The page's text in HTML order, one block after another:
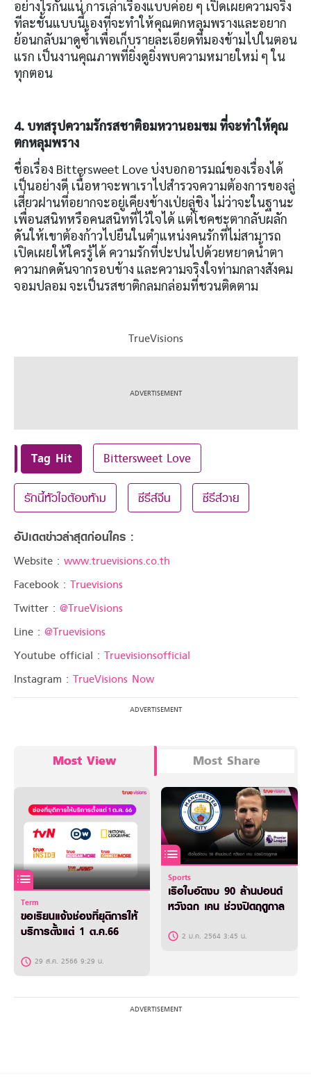
อย่างไรกันแน่ การเล่าเรื่องแบบค่อย ๆ เปิดเผยความจริง
ทีละชั้นแบบนี้เองที่จะทำให้คุณตกหลุมพรางและอยาก
ย้อนกลับมาดูซ้ำเพื่อเก็บรายละเอียดที่มองข้ามไปในตอน
แรก เป็นงานคุณภาพที่ยิ่งดูยิ่งพบความหมายใหม่ ๆ ใน
ทุกตอน
4. บทสรุปความรักรสชาติอมหวานอมขม ที่จะทำให้คุณ
ตกหลุมพราง
ชื่อเรื่อง Bittersweet Love บ่งบอกอารมณ์ของเรื่องได้
เป็นอย่างดี เนื้อหาจะพาเราไปสำรวจความต้องการของลู่
เสี่ยวฝานที่อยากจะอยู่เคียงข้างเป่ยลู่ชิง ไม่ว่าจะในฐานะ
เพื่อนสนิทหรือคนสนิทที่ไว้ใจได้ แต่โชคชะตากลับผลัก
ดันให้เขาต้องก้าวไปยืนในตำแหน่งคนรักที่ไม่สามารถ
เปิดเผยให้ใครรู้ได้ ความรักที่ปะปนไปด้วยหยาดน้ำตา
ความกดดันจากรอบข้าง และความจริงใจท่ามกลางสังคม
จอมปลอม จะเป็นรสชาติกลมกล่อมที่ชวนติดตาม
TrueVisions
Tag Hit Bittersweet Love
รักนี้หัวใจต้องห้าม ซีรีส์จีน ซีรีส์วาย
อัปเดตข่าวล่าสุดก่อนใคร :
Website : www.truevisions.co.th
Facebook : Truevisions
Twitter : @TrueVisions
Line : @Truevisions
Youtube official : Truevisionsofficial
Instagram : TrueVisions Now
Most View Most Share
Term
ขอเรียนแจ้งช่องที่ยุติการให้
บริการตั้งแต่ 1 ต.ค.66
29 ส.ค. 2566 9:29 น.
Sports
เรือใบอัดงบ 90 ล้านปอนด์
หวังฉก เคน ช่วงปิดฤดูกาล
2 ม.ค. 2564 3:45 น.